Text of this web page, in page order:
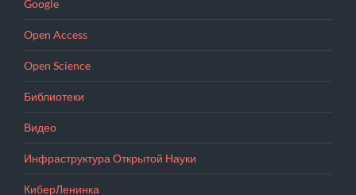
Google
Open Access
Open Science
Библиотеки
Видео
Инфраструктура Открытой Науки
КиберЛенинка